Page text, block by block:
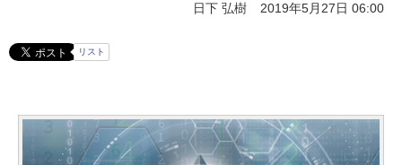
日下 弘樹 2019年5月27日 06:00
リスト